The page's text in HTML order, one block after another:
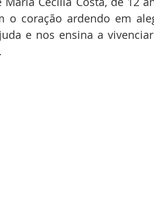
o coração ardendo em
e nos ensina a